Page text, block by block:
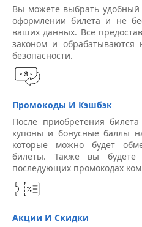
Вы можете выбрать удобный
оформлении билета и не
ваших данных. Все
законом и
безопасности.
Промокоды И Кэшбэк
После приобретения
купоны и бонусные баллы
которые можно будет
билеты. Также вы
последующих промокодах
Акции И Скидки